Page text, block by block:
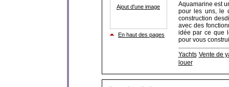
Ajout d'une image
En haut des pages
Aquamarine est
pour les uns, le
construction
avec des
idée par ce que
pour vous
Yachts Vente de
louer